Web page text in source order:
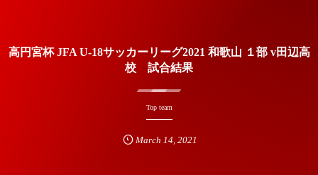
高円宮杯 JFA U-18サッカーリーグ2021 和歌山 １部 v田辺高
校 試合結果
Top team
March 14 ,2021